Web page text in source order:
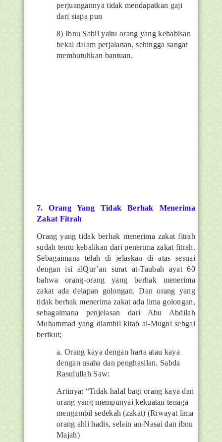
perjuangannya tidak mendapatkan gaji
dari siapa pun
8) Ibnu Sabil yaitu orang yang kehabisan
bekal dalam perjalanan, sehingga sangat
membutuhkan bantuan.
7. Orang Yang Tidak Berhak Menerima
Zakat Fitrah
Orang yang tidak berhak menerima zakat fitrah
sudah tentu kebalikan dari penerima zakat fitrah.
Sebagaimana telah di jelaskan di atas sesuai
dengan isi alQur’an surat at-Taubah ayat 60
bahwa orang-orang yang berhak menerima
zakat ada delapan golongan. Dan orang yang
tidak berhak menerima zakat ada lima golongan,
sebagaimana penjelasan dari Abu Abdilah
Muhammad yang diambil kitab al-Mugni sebgai
berikut;
a. Orang kaya dengan harta atau kaya
dengan usaha dan penghasilan. Sabda
Rasulullah Saw:
Artinya: “Tidak halal bagi orang kaya dan
orang yang mempunyai kekuatan tenaga
mengambil sedekah (zakat) (Riwayat lima
orang ahli hadis, selain an-Nasai dan ibnu
Majah)